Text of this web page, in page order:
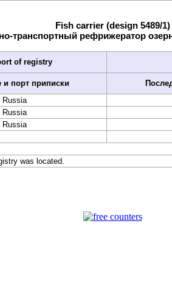
Fish carrier (design 5489/1)
транспортный рефрижератор
of registry
и порт приписки
Russia
Russia
Russia
was located.